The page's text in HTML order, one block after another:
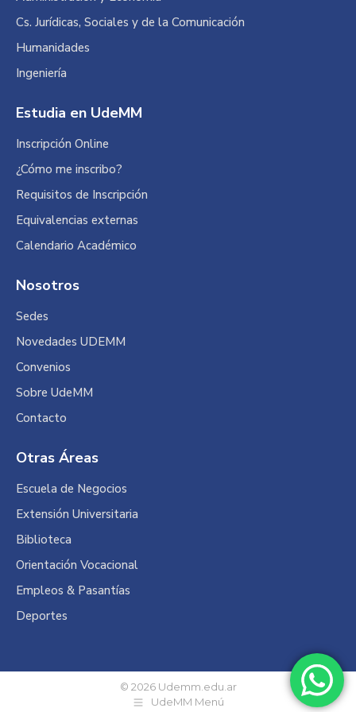
new new
new
Cs. Jurídicas, Sociales y de la Comunicación
Humanidades
Ingeniería
Estudia en UdeMM
Inscripción Online
¿Cómo me inscribo?
Requisitos de Inscripción
Equivalencias externas
Calendario Académico
Nosotros
Sedes
Novedades UDEMM
Convenios
Sobre UdeMM
Contacto
Otras Áreas
Escuela de Negocios
Extensión Universitaria
Biblioteca
Orientación Vocacional
Empleos & Pasantías
Deportes
© 2026 Udemm.edu.ar
UdeMM Menú